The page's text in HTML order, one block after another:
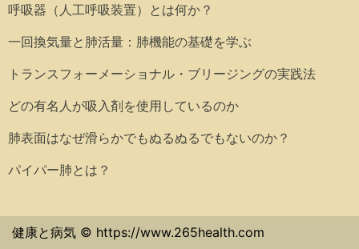
呼吸器（人工呼吸装置）とは何か？
一回換気量と肺活量：肺機能の基礎を学ぶ
トランスフォーメーショナル・ブリージングの実践法
どの有名人が吸入剤を使用しているのか
肺表面はなぜ滑らかでもぬるぬるでもないのか？
パイパー肺とは？
健康と病気 © https://www.265health.com